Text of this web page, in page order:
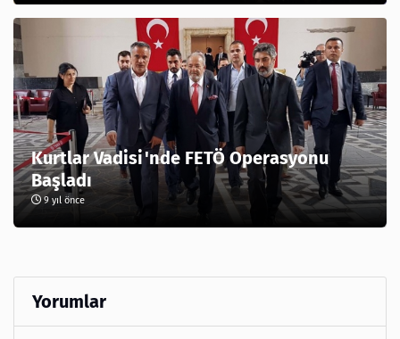
Kurtlar Vadisi'nde FETÖ Operasyonu
Başladı
9 yıl önce
Yorumlar